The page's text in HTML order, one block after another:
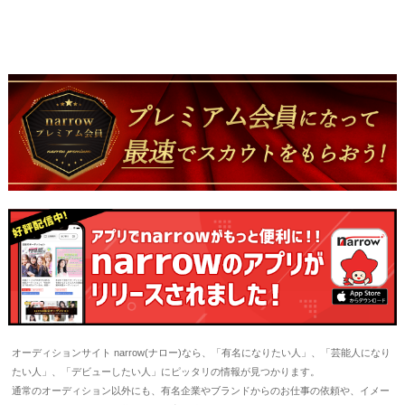
オーディションサイト narrow(ナロー)なら、「有名になりたい人」、「芸能人になり
たい人」、「デビューしたい人」にピッタリの情報が見つかります。
通常のオーディション以外にも、有名企業やブランドからのお仕事の依頼や、イメー